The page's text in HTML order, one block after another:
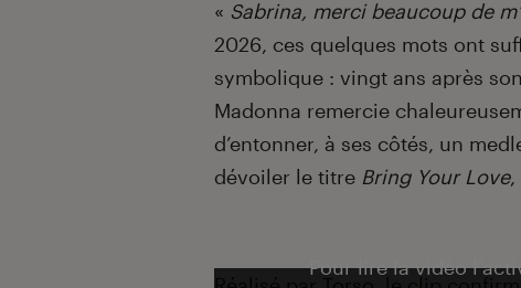
« Sabrina, merci beaucoup de
2026, ces quelques mots ont
symbolique : vingt ans après
Madonna remercie
d’entonner, à ses côtés, un
dévoiler le titre Bring Your Love,
Pour lire la vidéo